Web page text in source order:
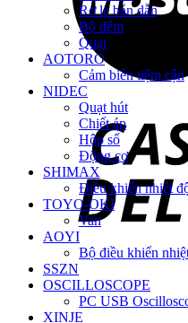
Rơ le bán dẫn
Bộ đếm
Quạt
AOTORO
Cảm biến tiệm cận
NIDEC
Quạt hút
Chiết áp
Hộp số
Động cơ
SHIMAX
Điều khiển nhiệt
TOYO-OKI
Van
AOYI
Bộ điều khiển
SSZN
OSCILLOSCOPE
PC USB
XINJE